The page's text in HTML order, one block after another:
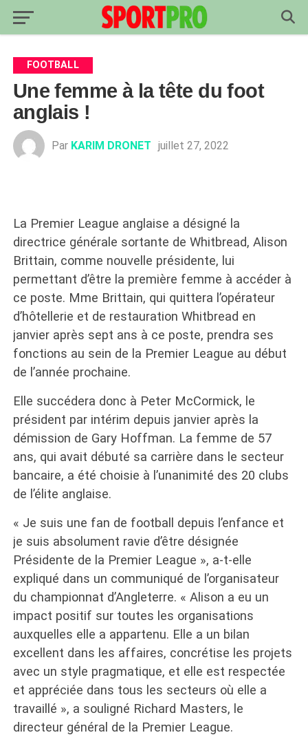
FOOTBALL
Une femme à la tête du foot
anglais !
Par KARIM DRONET juillet 27, 2022
La Premier League anglaise a désigné la
directrice générale sortante de Whitbread, Alison
Brittain, comme nouvelle présidente, lui
permettant d’être la première femme à accéder à
ce poste. Mme Brittain, qui quittera l’opérateur
d’hôtellerie et de restauration Whitbread en
janvier après sept ans à ce poste, prendra ses
fonctions au sein de la Premier League au début
de l’année prochaine.
Elle succédera donc à Peter McCormick, le
président par intérim depuis janvier après la
démission de Gary Hoffman. La femme de 57
ans, qui avait débuté sa carrière dans le secteur
bancaire, a été choisie à l’unanimité des 20 clubs
de l’élite anglaise.
« Je suis une fan de football depuis l’enfance et
je suis absolument ravie d’être désignée
Présidente de la Premier League », a-t-elle
expliqué dans un communiqué de l’organisateur
du championnat d’Angleterre. « Alison a eu un
impact positif sur toutes les organisations
auxquelles elle a appartenu. Elle a un bilan
excellent dans les affaires, concrétise les projets
avec un style pragmatique, et elle est respectée
et appréciée dans tous les secteurs où elle a
travaillé », a souligné Richard Masters, le
directeur général de la Premier League.